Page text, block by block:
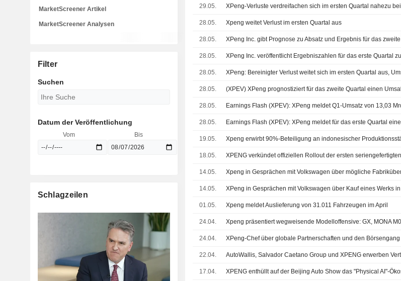
29.05.
28.05. Xpeng weitet Verlust im ersten Quartal aus
28.05.
28.05.
28.05.
28.05.
28.05.
28.05.
19.05. Xpeng erwirbt 90%-Beteiligung an indonesischer
18.05.
14.05.
14.05. XPeng in Gesprächen mit Volkswagen über Kauf eines Werks
01.05. Xpeng meldet Auslieferung von 31.011 Fahrzeugen im April
24.04.
24.04.
22.04.
17.04.
MarketScreener Artikel
MarketScreener Analysen
Filter
Suchen
Datum der Veröffentlichung
Vom Bis
Schlagzeilen